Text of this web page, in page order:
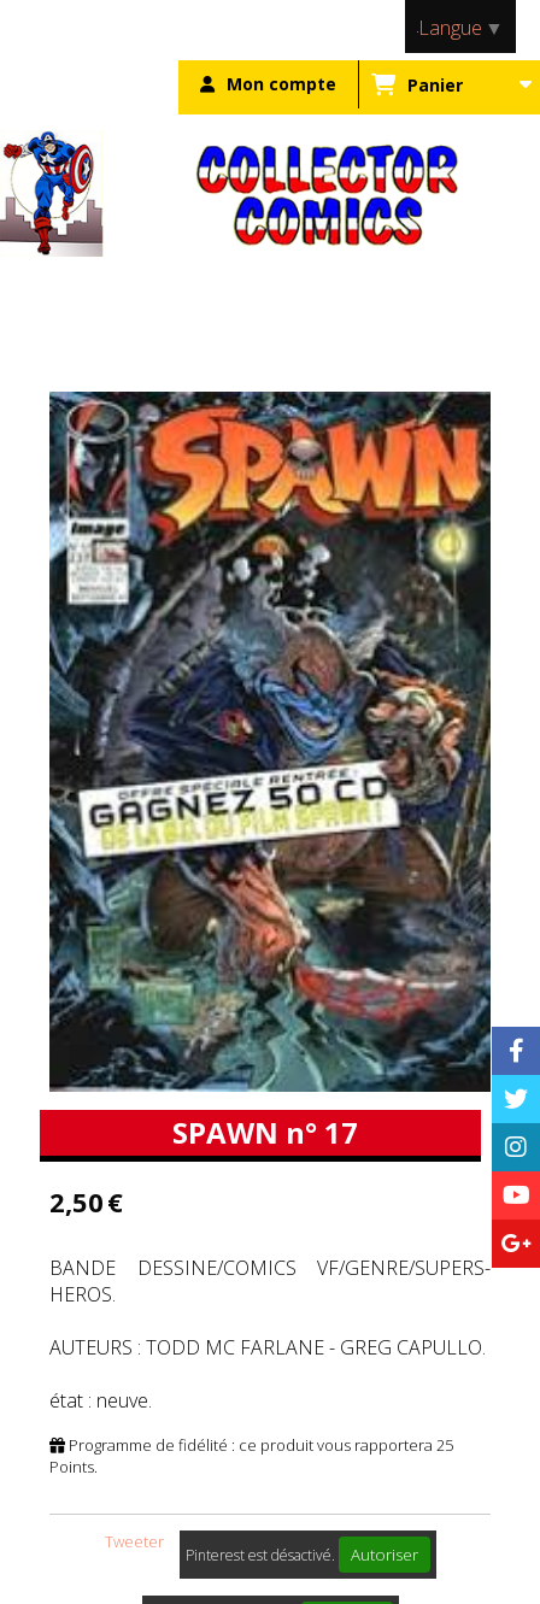
Mon compte Panier
SPAWN n° 17
2,50€
BANDE DESSINE/COMICS VF/GENRE/SUPERS-
HEROS.
AUTEURS : TODD MC FARLANE - GREG CAPULLO.
état : neuve.
Programme de fidélité : ce produit vous rapportera25
Points.
Tweeter
Pinterest est désactivé. Autoriser
Langue ▼